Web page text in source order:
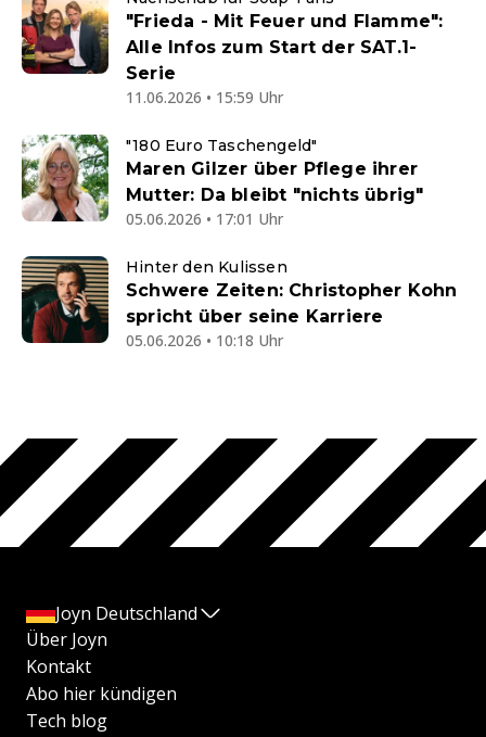
"Frieda - Mit Feuer und Flamme":
Alle Infos zum Start der SAT.1-
Serie
11.06.2026 • 15:59 Uhr
"180 Euro Taschengeld"
Maren Gilzer über Pflege ihrer
Mutter: Da bleibt "nichts übrig"
05.06.2026 • 17:01 Uhr
Hinter den Kulissen
Schwere Zeiten: Christopher Kohn
spricht über seine Karriere
05.06.2026 • 10:18 Uhr
Joyn Deutschland
Über Joyn
Kontakt
Abo hier kündigen
Tech blog